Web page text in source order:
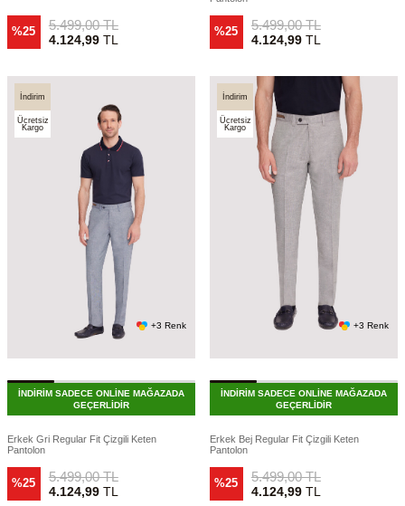
%25 5.499,00TL
4.124,99TL
%25 5.499,00TL
4.124,99TL
İndirim
Ücretsiz
Kargo
+3 Renk
İNDİRİM SADECE ONLİNE MAĞAZADA
GEÇERLİDİR
Erkek Gri Regular Fit Çizgili Keten
Pantolon
%25 5.499,00TL
4.124,99TL
İndirim
Ücretsiz
Kargo
+3 Renk
İNDİRİM SADECE ONLİNE MAĞAZADA
GEÇERLİDİR
Erkek Bej Regular Fit Çizgili Keten
Pantolon
%25 5.499,00TL
4.124,99TL